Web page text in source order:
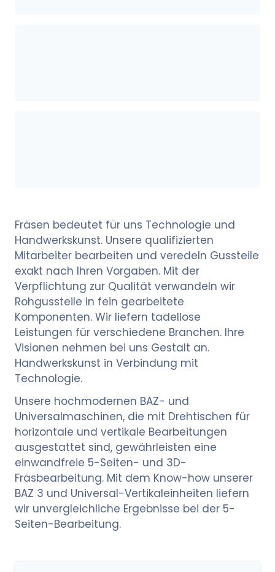
Fräsen bedeutet für uns Technologie und
Handwerkskunst. Unsere qualifizierten
Mitarbeiter bearbeiten und veredeln Gussteile
exakt nach Ihren Vorgaben. Mit der
Verpflichtung zur Qualität verwandeln wir
Rohgussteile in fein gearbeitete
Komponenten. Wir liefern tadellose
Leistungen für verschiedene Branchen. Ihre
Visionen nehmen bei uns Gestalt an.
Handwerkskunst in Verbindung mit
Technologie.
Unsere hochmodernen BAZ- und
Universalmaschinen, die mit Drehtischen für
horizontale und vertikale Bearbeitungen
ausgestattet sind, gewährleisten eine
einwandfreie 5-Seiten- und 3D-
Fräsbearbeitung. Mit dem Know-how unserer
BAZ 3 und Universal-Vertikaleinheiten liefern
wir unvergleichliche Ergebnisse bei der 5-
Seiten-Bearbeitung.